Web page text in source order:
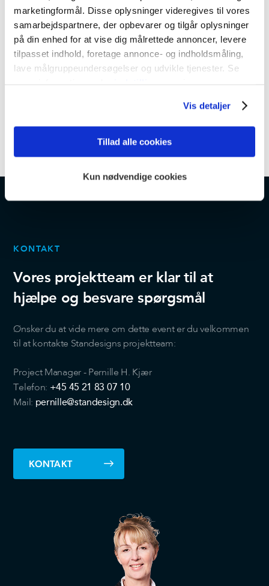
marketingformål. Disse oplysninger videregives til vores
samarbejdspartnere, der opbevarer og tilgår oplysninger
på din enhed for at vise dig målrettede annoncer, levere
tilpasset indhold, foretage annonce- og indholdsmåling,
lave målgruppeundersøgelser og udvikle tjenester. Se
"Cookiedeklaration", eller ved at trykke på "Privacy
for sociale medier, annonceringspartnere og
analysepartnere. Vores partnere kan kombinere disse
data med andre oplysninger, du har givet dem, eller som
de har indsamlet fra din brug af deres tjenester.
Vis detaljer
Tillad alle cookies
Kun nødvendige cookies
KONTAKT
Vores projektteam er klar til at
hjælpe og besvare spørgsmål
Ønsker du at vide mere om dette event er du velkommen
til at kontakte Standesigns projektteam:
Project Manager - Pernille H. Kjær
Telefon: +45 45 21 83 07 10
Mail: pernille@standesign.dk
KONTAKT